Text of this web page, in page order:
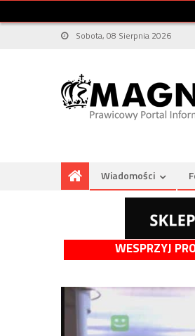
Sobota, 08 Sierpnia 2026
Wiadomości
WESPRZYJ